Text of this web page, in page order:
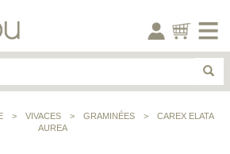
> VIVACES > GRAMINÉES >
CAREX ELATA
AUREA